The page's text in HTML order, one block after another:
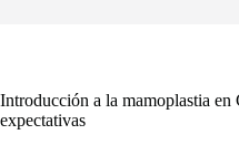
Introducción a la mamoplastia
expectativas